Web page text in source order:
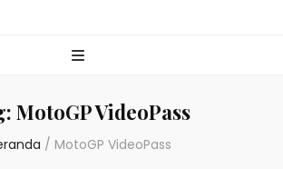
MotoGP VideoPass
/ MotoGP VideoPass